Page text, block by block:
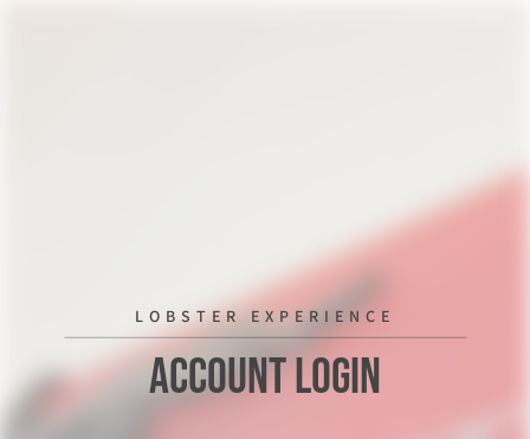
LOBSTER EXPERIENCE
Account Login